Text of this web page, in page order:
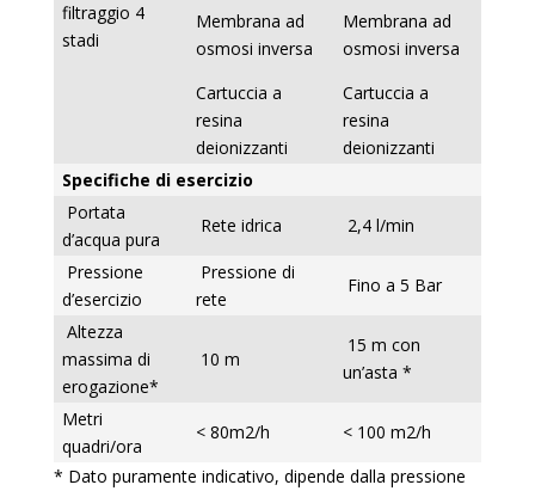
filtraggio 4
stadi
Membrana ad
osmosi inversa
Cartuccia a
resina
deionizzanti
Membrana ad
osmosi inversa
Cartuccia a
resina
deionizzanti
Specifiche di esercizio
Portata
d’acqua pura
Rete idrica 2,4 l/min
Pressione
d’esercizio
Pressione di
rete
Fino a 5 Bar
Altezza
massima di
erogazione*
10 m
15 m con
un’asta *
Metri
quadri/ora
< 80m2/h
< 100 m2/h
* Dato puramente indicativo, dipende dalla pressione